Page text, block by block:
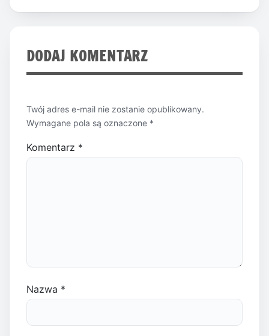
DODAJ KOMENTARZ
Twój adres e-mail nie zostanie opublikowany.
Wymagane pola są oznaczone *
Komentarz *
Nazwa *